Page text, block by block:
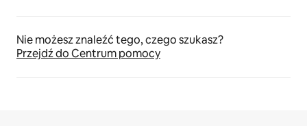
Nie możesz znaleźć tego, czego szukasz?
Przejdź do Centrum pomocy